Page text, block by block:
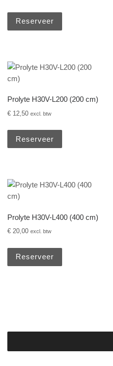
Reserveer
Prolyte H30V-L200 (200 cm)
€ 12,50 excl. btw
Reserveer
Prolyte H30V-L400 (400 cm)
€ 20,00 excl. btw
Reserveer